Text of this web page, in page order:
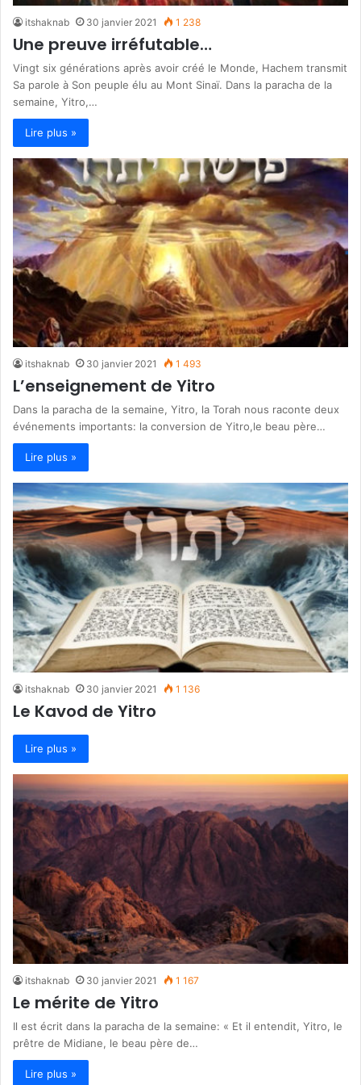
itshaknab 30 janvier 2021 1 238
Une preuve irréfutable…
Vingt six générations après avoir créé le Monde, Hachem transmit
Sa parole à Son peuple élu au Mont Sinaï. Dans la paracha de la
semaine, Yitro,…
Lire plus »
itshaknab 30 janvier 2021 1 493
L’enseignement de Yitro
Dans la paracha de la semaine, Yitro, la Torah nous raconte deux
événements importants: la conversion de Yitro,le beau père…
Lire plus »
itshaknab 30 janvier 2021 1 136
Le Kavod de Yitro
Lire plus »
itshaknab 30 janvier 2021 1 167
Le mérite de Yitro
Il est écrit dans la paracha de la semaine: « Et il entendit, Yitro, le
prêtre de Midiane, le beau père de…
Lire plus »